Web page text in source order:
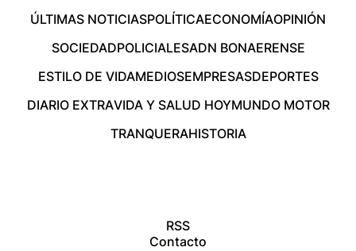
ÚLTIMAS NOTICIASPOLÍTICAECONOMÍAOPINIÓN
SOCIEDADPOLICIALESADN BONAERENSE
ESTILO DE VIDAMEDIOSEMPRESASDEPORTES
DIARIO EXTRAVIDA Y SALUD HOYMUNDO MOTOR
TRANQUERAHISTORIA
RSS
Contacto